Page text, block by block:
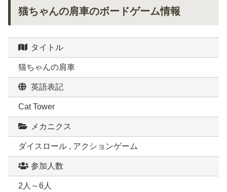
猫ちゃんの肩車のボードゲーム情報
タイトル
猫ちゃんの肩車
英語表記
Cat Tower
メカニクス
ダイスロール , アクションゲーム
参加人数
2人～6人